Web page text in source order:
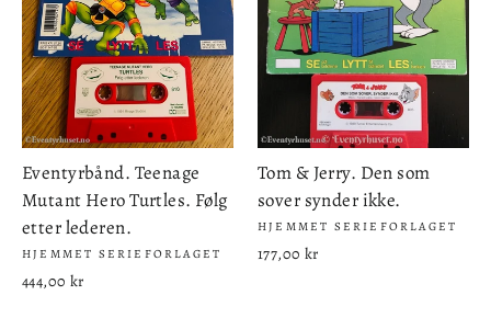
Eventyrbånd. Teenage
Mutant Hero Turtles. Følg
etter lederen.
HJEMMET SERIEFORLAGET
444,00 kr
Tom & Jerry. Den som
sover synder ikke.
HJEMMET SERIEFORLAGET
177,00 kr